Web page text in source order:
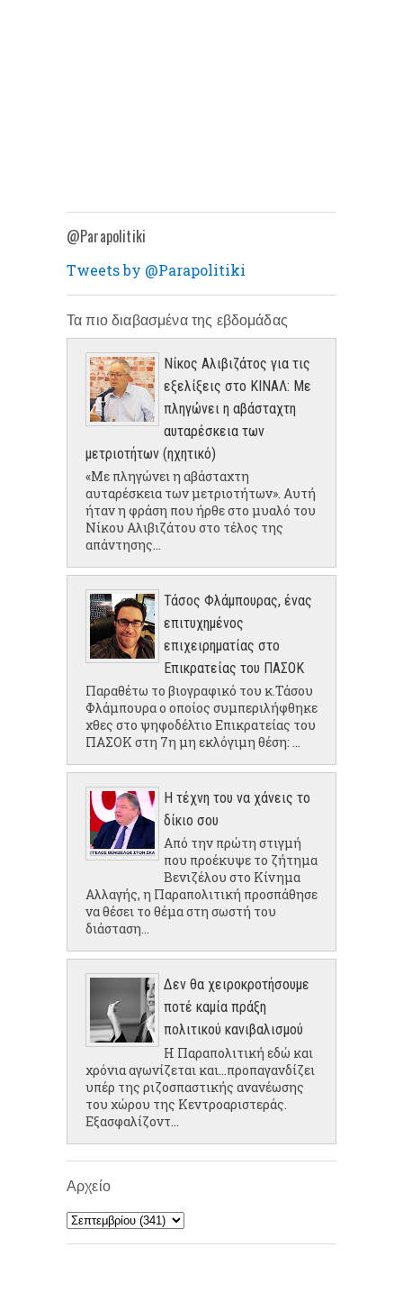
@Parapolitiki
Tweets by @Parapolitiki
Τα πιο διαβασμένα της εβδομάδας
Νίκος Αλιβιζάτος για τις
εξελίξεις στο ΚΙΝΑΛ: Με
πληγώνει η αβάσταχτη
αυταρέσκεια των
μετριοτήτων (ηχητικό)
«Με πληγώνει η αβάσταχτη
αυταρέσκεια των μετριοτήτων». Αυτή
ήταν η φράση που ήρθε στο μυαλό του
Νίκου Αλιβιζάτου στο τέλος της
απάντησης...
Τάσος Φλάμπουρας, ένας
επιτυχημένος
επιχειρηματίας στο
Επικρατείας του ΠΑΣΟΚ
Παραθέτω το βιογραφικό του κ.Τάσου
Φλάμπουρα ο οποίος συμπεριλήφθηκε
χθες στο ψηφοδέλτιο Επικρατείας του
ΠΑΣΟΚ στη 7η μη εκλόγιμη θέση: ...
Η τέχνη του να χάνεις το
δίκιο σου
Από την πρώτη στιγμή
που προέκυψε το ζήτημα
Βενιζέλου στο Κίνημα
Αλλαγής, η Παραπολιτική προσπάθησε
να θέσει το θέμα στη σωστή του
διάσταση...
Δεν θα χειροκροτήσουμε
ποτέ καμία πράξη
πολιτικού κανιβαλισμού
Η Παραπολιτική εδώ και
χρόνια αγωνίζεται και...προπαγανδίζει
υπέρ της ριζοσπαστικής ανανέωσης
του χώρου της Κεντροαριστεράς.
Εξασφαλίζοντ...
Αρχείο